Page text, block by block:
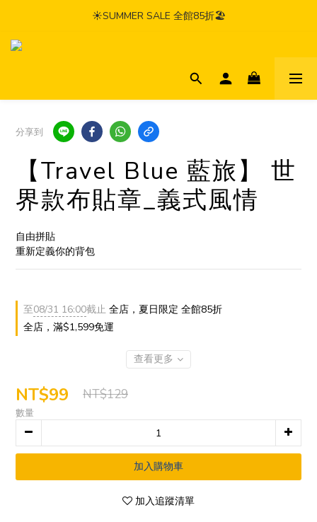
☀️SUMMER SALE 全館85折🏖️
分享到
【Travel Blue 藍旅】 世
界款布貼章_義式風情
自由拼貼
重新定義你的背包
至08/31 16:00截止 全店，夏日限定 全館85折
全店，滿$1,599免運
查看更多
NT$99 NT$129
數量
加入購物車
加入追蹤清單